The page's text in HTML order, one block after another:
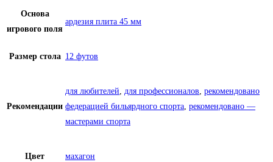
Основа
игрового поля
ардезия плита 45 мм
Размер стола 12 футов
Рекомендации
для любителей, для профессионалов, рекомендовано
федерацией бильярдного спорта, рекомендовано —
мастерами спорта
Цвет махагон